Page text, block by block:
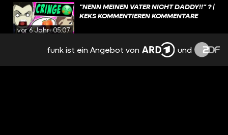
vor 6 Jahren05:07
"NENN MEINEN VATER NICHT DADDY!!" ? |
KEKS KOMMENTIEREN KOMMENTARE
MEIN OUTING WURDE ZUM TOTALEN
funk ist ein Angebot von und